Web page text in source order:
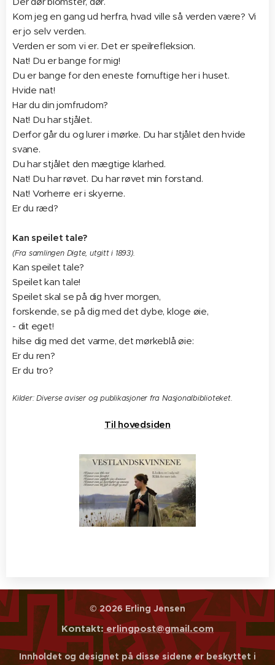
Kom jeg en gang ud herfra, hvad ville så verden være? Vi
er jo selv verden.
Verden er som vi er. Det er speilrefleksion.
Nat! Du er bange for mig!
Du er bange for den eneste fornuftige her i huset.
Hvide nat!
Har du din jomfrudom?
Nat! Du har stjålet.
Derfor går du og lurer i mørke. Du har stjålet den hvide
svane.
Du har stjålet den mægtige klarhed.
Nat! Du har røvet. Du har røvet min forstand.
Nat! Vorherre er i skyerne.
Er du ræd?
Kan speilet tale?
(Fra samlingen Digte, utgitt i 1893).
Kan speilet tale?
Speilet kan tale!
Speilet skal se på dig hver morgen,
forskende, se på dig med det dybe, kloge øie,
- dit eget!
hilse dig med det varme, det mørkeblå øie:
Er du ren?
Er du tro?
Kilder: Diverse aviser og publikasjoner fra Nasjonalbiblioteket.
Til hovedsiden
© 2026 Erling Jensen
Kontakt: erlingpost@gmail.com
Innholdet og designet på disse sidene er beskyttet i